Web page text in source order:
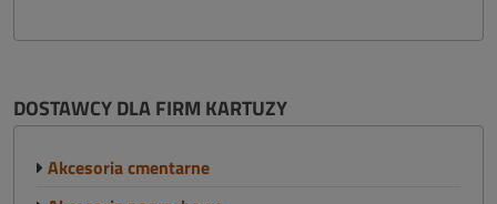
DOSTAWCY DLA FIRM KARTUZY
Akcesoria cmentarne